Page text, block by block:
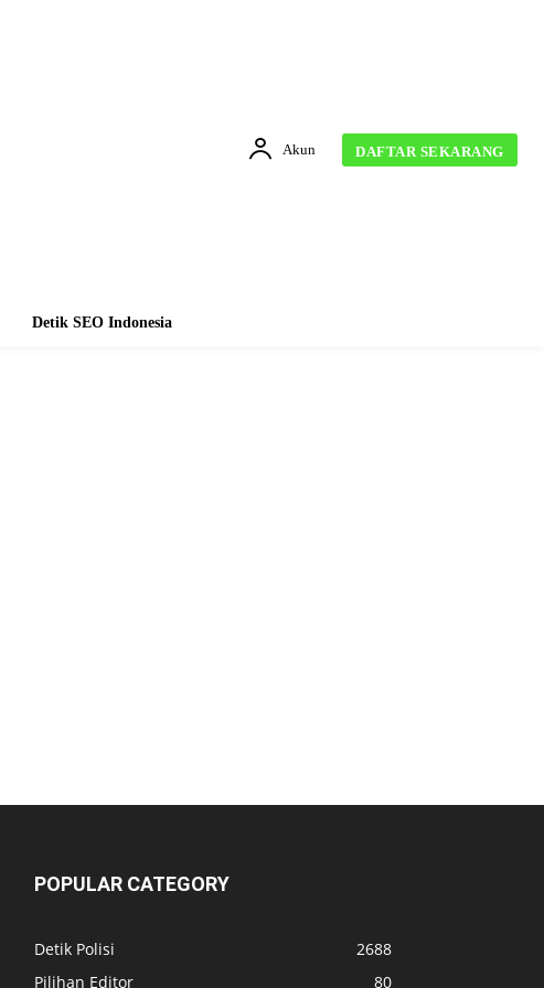
Akun DAFTAR SEKARANG
Detik SEO Indonesia
POPULAR CATEGORY
Detik Polisi
2688
Pilihan Editor
80